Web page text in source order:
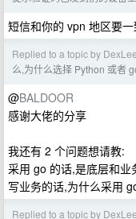
短信和你的 vpn 地区要
Replied to a topic by DexLee
么,为什么选择 Python 或者
@BALDOOR
感谢大佬的分享
我还有 2 个问题想请教:
采用 go 的话,是底层和
写业务的话,为什么采用
Replied to a topic by DexLee